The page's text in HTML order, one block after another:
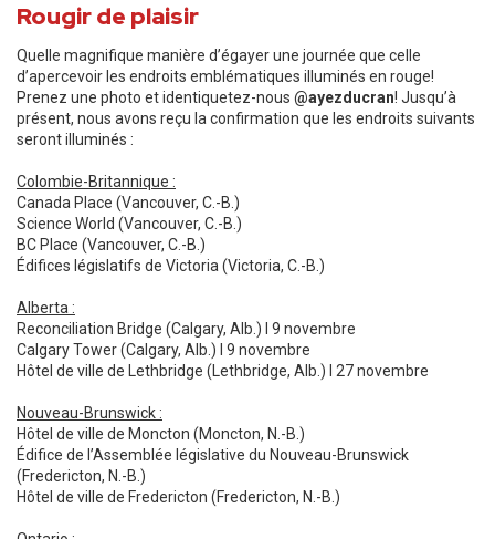
Rougir de plaisir
Quelle magnifique manière d’égayer une journée que celle
d’apercevoir les endroits emblématiques illuminés en rouge!
Prenez une photo et identiquetez-nous @ayezducran! Jusqu’à
présent, nous avons reçu la confirmation que les endroits suivants
seront illuminés :
Colombie-Britannique :
Canada Place (Vancouver, C.-B.)
Science World (Vancouver, C.-B.)
BC Place (Vancouver, C.-B.)
Édifices législatifs de Victoria (Victoria, C.-B.)
Alberta :
Reconciliation Bridge (Calgary, Alb.) l 9 novembre
Calgary Tower (Calgary, Alb.) l 9 novembre
Hôtel de ville de Lethbridge (Lethbridge, Alb.) l 27 novembre
Nouveau-Brunswick :
Hôtel de ville de Moncton (Moncton, N.-B.)
Édifice de l’Assemblée législative du Nouveau-Brunswick
(Fredericton, N.-B.)
Hôtel de ville de Fredericton (Fredericton, N.-B.)